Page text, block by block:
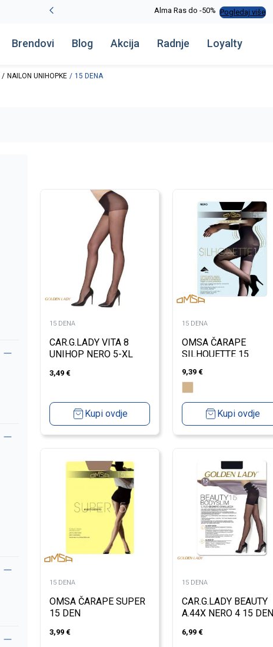
Alma Ras do -50% Pogledaj više
Brendovi Blog Akcija Radnje Loyalty
NAILON UNIHOPKE 15 DENA
15 DENA
CAR.G.LADY VITA 8
UNIHOP NERO 5-XL
3,49 €
Kupi ovdje
15 DENA
OMSA ČARAPE
SILHOUETTE 15
9,39 €
Kupi ovdje
15 DENA
OMSA ČARAPE SUPER
15 DEN
3,99 €
15 DENA
CAR.G.LADY BEAUTY
A.44X NERO 4 15 DEN
6,99 €